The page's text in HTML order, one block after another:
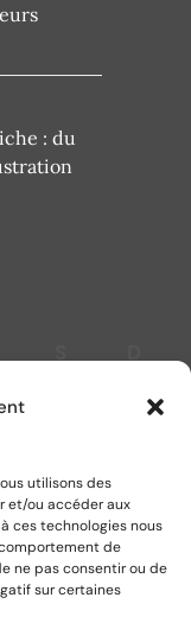
utilisons des
et/ou accéder aux
ces technologies nous
de
ne pas consentir ou de
sur certaines
: du
22
23
29
30